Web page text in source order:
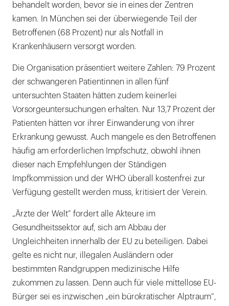
behandelt worden, bevor sie in eines der Zentren
kamen. In München sei der überwiegende Teil der
Betroffenen (68 Prozent) nur als Notfall in
Krankenhäusern versorgt worden.
Die Organisation präsentiert weitere Zahlen: 79 Prozent
der schwangeren Patientinnen in allen fünf
untersuchten Staaten hätten zudem keinerlei
Vorsorgeuntersuchungen erhalten. Nur 13,7 Prozent der
Patienten hätten vor ihrer Einwanderung von ihrer
Erkrankung gewusst. Auch mangele es den Betroffenen
häufig am erforderlichen Impfschutz, obwohl ihnen
dieser nach Empfehlungen der Ständigen
Impfkommission und der WHO überall kostenfrei zur
Verfügung gestellt werden muss, kritisiert der Verein.
„Ärzte der Welt“ fordert alle Akteure im
Gesundheitssektor auf, sich am Abbau der
Ungleichheiten innerhalb der EU zu beteiligen. Dabei
gelte es nicht nur, illegalen Ausländern oder
bestimmten Randgruppen medizinische Hilfe
zukommen zu lassen. Denn auch für viele mittellose EU-
Bürger sei es inzwischen „ein bürokratischer Alptraum“,